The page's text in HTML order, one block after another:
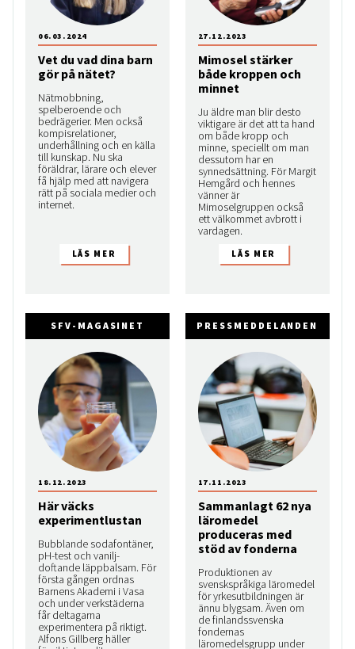
Vet du vad dina barn
gör på nätet?
Nätmobbning,
spelberoende och
bedrägerier. Men också
kompis­relationer,
underhållning och en källa
till kunskap. Nu ska
föräldrar, lärare och elever
få hjälp med att navigera
rätt på sociala medier och
internet.
06.03.2024
Mimosel stärker
både kroppen och
minnet
Ju äldre man blir desto
viktigare är det att ta hand
om både kropp och
minne, speciellt om man
dessutom har en
synnedsättning. För Margit
Hemgård och hennes
vänner är
Mimoselgruppen också
ett välkommet avbrott i
vardagen.
27.12.2023
SFV-MAGASINET
Här väcks
experimentlustan
Bubblande sodafontäner,
pH-test och vanilj­
doftande läppbalsam. För
första gången ordnas
Barnens Akademi i Vasa
och under verkstäderna
får deltagarna
experimentera på riktigt.
Alfons Gillberg häller
18.12.2023
PRESSMEDDELANDEN
Sammanlagt 62 nya
läromedel
produceras med
stöd av fonderna
Produktionen av
svenskspråkiga läromedel
för yrkesutbildningen är
ännu blygsam. Även om
de finlandssvenska
fondernas
läromedelsgrupp under
17.11.2023